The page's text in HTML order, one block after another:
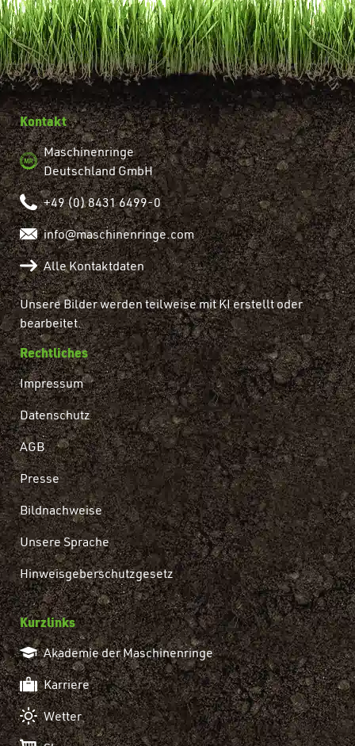
Kontakt
Maschinenringe
Deutschland GmbH
+49 (0) 8431 6499-0
info@maschinenringe.com
Alle Kontaktdaten
Unsere Bilder werden teilweise mit KI erstellt oder
bearbeitet.
Rechtliches
Impressum
Datenschutz
AGB
Presse
Bildnachweise
Unsere Sprache
Hinweisgeberschutzgesetz
Kurzlinks
Akademie der Maschinenringe
Karriere
Wetter